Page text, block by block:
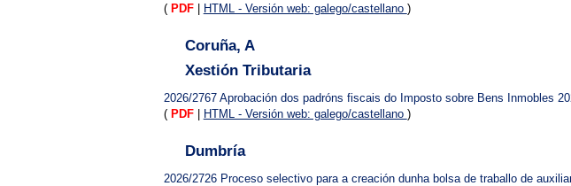
( PDF | HTML - Versión web: galego/castellano )
Coruña, A
Xestión Tributaria
2026/2767 Aprobación dos padróns fiscais do Imposto sobre Bens Inmobles
( PDF HTML - Versión web: galego/castellano )
Dumbría
2026/2726 Proceso selectivo para a creación dunha bolsa de traballo de